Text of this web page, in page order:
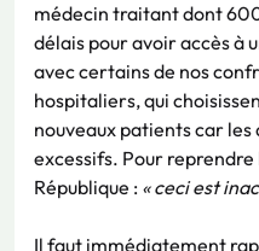
médecin traitant dont
délais pour avoir accès à
avec certains de nos
hospitaliers, qui
nouveaux patients car
excessifs. Pour
République : « ceci est
Il faut immédiatement